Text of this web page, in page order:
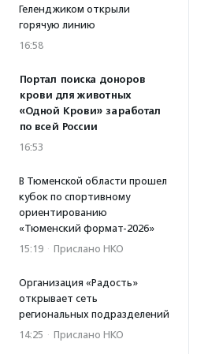
Геленджиком открыли
горячую линию
16:58
Портал поиска доноров
крови для животных
«Одной Крови» заработал
по всей России
16:53
В Тюменской области прошел
кубок по спортивному
ориентированию
«Тюменский формат-2026»
15:19 · Прислано НКО
Организация «Радость»
открывает сеть
региональных подразделений
14:25 · Прислано НКО